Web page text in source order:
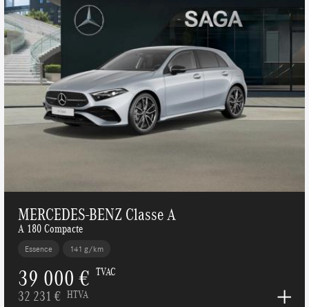
MERCEDES-BENZ Classe A
A 180 Compacte
Essence 141 g/km
39 000 € TVAC
32 231 € HTVA